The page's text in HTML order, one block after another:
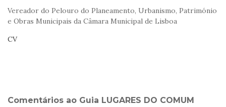
Vereador do Pelouro do Planeamento, Urbanismo, Património
e Obras Municipais da Câmara Municipal de Lisboa
CV
Comentários ao Guia LUGARES DO COMUM